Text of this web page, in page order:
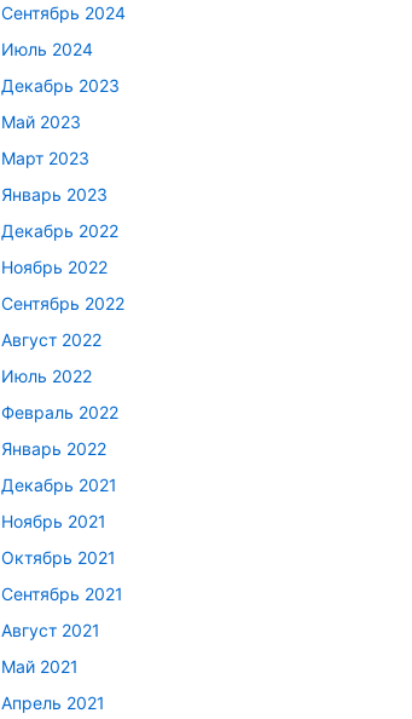
Сентябрь 2024
Июль 2024
Декабрь 2023
Май 2023
Март 2023
Январь 2023
Декабрь 2022
Ноябрь 2022
Сентябрь 2022
Август 2022
Июль 2022
Февраль 2022
Январь 2022
Декабрь 2021
Ноябрь 2021
Октябрь 2021
Сентябрь 2021
Август 2021
Май 2021
Апрель 2021